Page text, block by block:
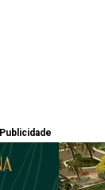
Publicidade